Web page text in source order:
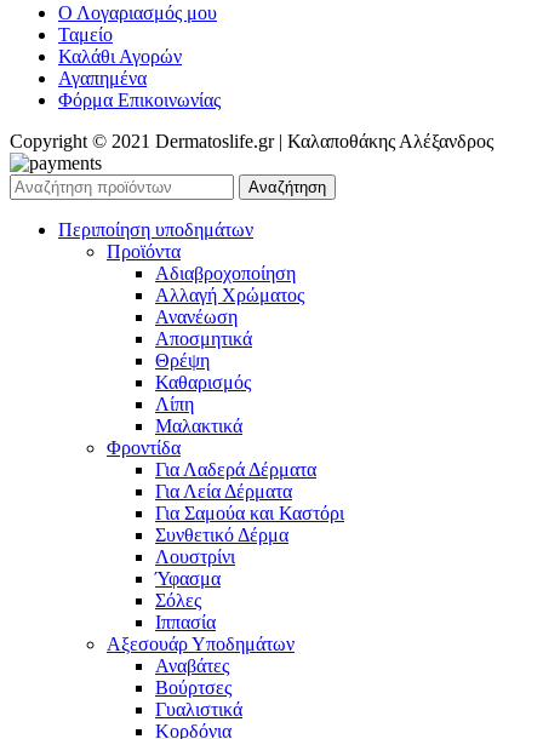
Ο Λογαριασμός μου
Ταμείο
Καλάθι Αγορών
Αγαπημένα
Φόρμα Επικοινωνίας
Copyright © 2021 Dermatoslife.gr | Καλαποθάκης Αλέξανδρος
Αναζήτηση
Περιποίηση υποδημάτων
Προϊόντα
Αδιαβροχοποίηση
Αλλαγή Χρώματος
Ανανέωση
Αποσμητικά
Θρέψη
Καθαρισμός
Λίπη
Μαλακτικά
Φροντίδα
Για Λαδερά Δέρματα
Για Λεία Δέρματα
Για Σαμούα και Καστόρι
Συνθετικό Δέρμα
Λουστρίνι
Ύφασμα
Σόλες
Ιππασία
Αξεσουάρ Υποδημάτων
Αναβάτες
Βούρτσες
Γυαλιστικά
Κορδόνια